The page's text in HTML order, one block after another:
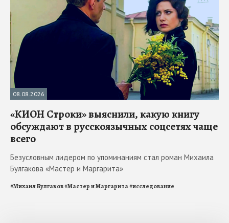
08.08.2026
«КИОН Строки» выяснили, какую книгу
обсуждают в русскоязычных соцсетях чаще
всего
Безусловным лидером по упоминаниям стал роман Михаила
Булгакова «Мастер и Маргарита»
#Михаил Булгаков#Мастер и Маргарита#исследование